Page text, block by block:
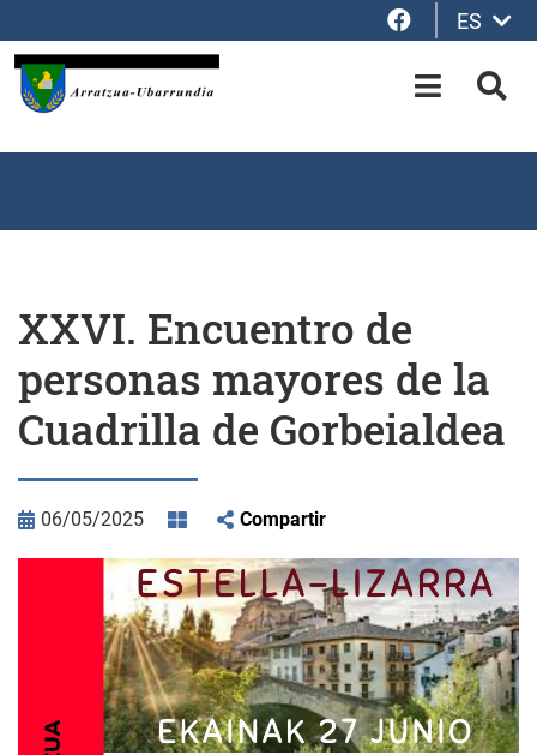
Facebook
ES
OPEN-
XXVI. Encuentro de
personas mayores de la
Cuadrilla de Gorbeialdea
06/05/2025 Compartir